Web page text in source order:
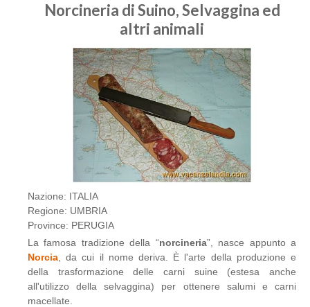
Norcineria di Suino, Selvaggina ed
altri animali
Nazione: ITALIA
Regione: UMBRIA
Province: PERUGIA
La famosa tradizione della “norcineria”, nasce appunto a
Norcia , da cui il nome deriva. È l'arte della produzione e
della trasformazione delle carni suine (estesa anche
all'utilizzo della selvaggina) per ottenere salumi e carni
macellate.